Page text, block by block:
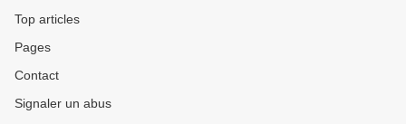
Top articles
Pages
Contact
Signaler un abus